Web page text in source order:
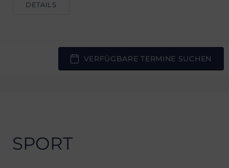
DETAILS
VERFÜGBARE TERMINE SUCHEN
SPORT